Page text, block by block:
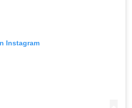
Instagram